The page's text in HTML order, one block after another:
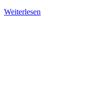
Weiterlesen